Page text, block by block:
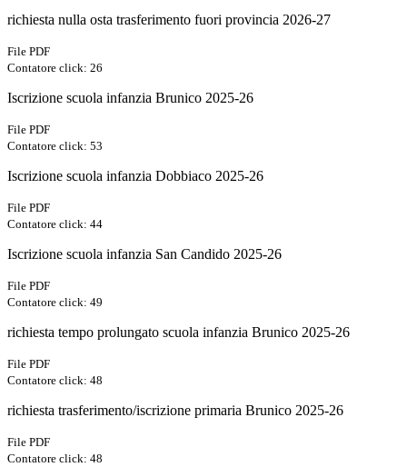
richiesta nulla osta trasferimento fuori provincia 2026-27
File PDF
Contatore click: 26
Iscrizione scuola infanzia Brunico 2025-26
File PDF
Contatore click: 53
Iscrizione scuola infanzia Dobbiaco 2025-26
File PDF
Contatore click: 44
Iscrizione scuola infanzia San Candido 2025-26
File PDF
Contatore click: 49
richiesta tempo prolungato scuola infanzia Brunico 2025-26
File PDF
Contatore click: 48
richiesta trasferimento/iscrizione primaria Brunico 2025-26
File PDF
Contatore click: 48